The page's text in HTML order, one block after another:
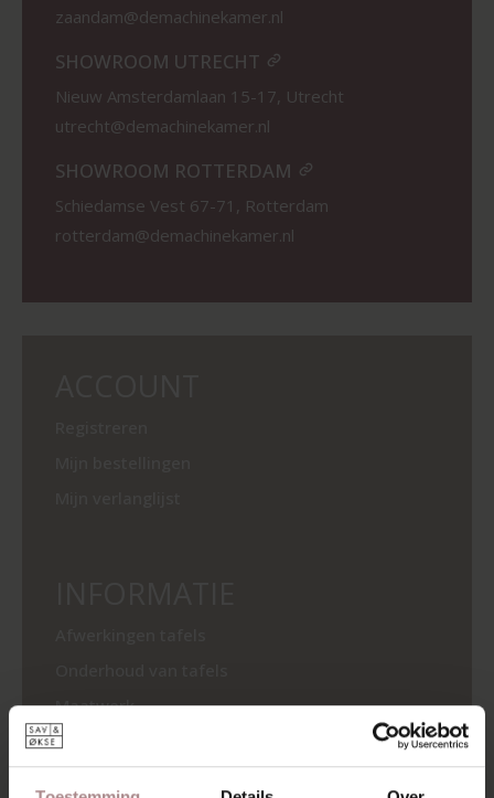
zaandam@demachinekamer.nl
SHOWROOM UTRECHT
Nieuw Amsterdamlaan 15-17, Utrecht
utrecht@demachinekamer.nl
SHOWROOM ROTTERDAM
Schiedamse Vest 67-71, Rotterdam
rotterdam@demachinekamer.nl
Maatwerk
Zakelijk